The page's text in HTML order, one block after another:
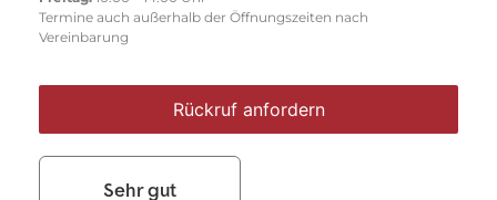
Termine auch außerhalb der Öffnungszeiten nach
Vereinbarung
Rückruf anfordern